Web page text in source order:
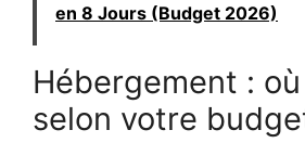
en 8 Jours (Budget 2026)
Hébergement :
selon votre